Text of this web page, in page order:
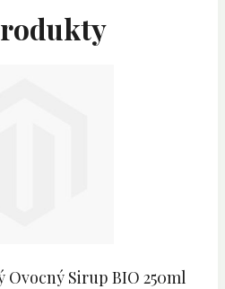
Ovocný Sirup BIO 250ml